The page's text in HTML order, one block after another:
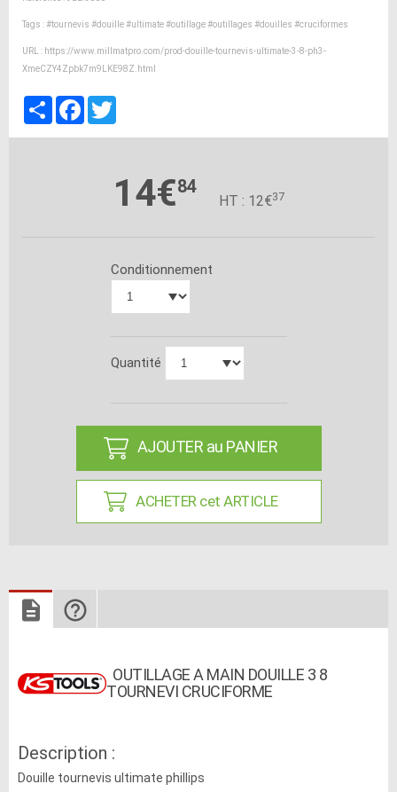
Tags :#tournevis #douille#ultimate#outillage#outillages #douilles #cruciformes
URL : https://www.millmatpro.com/prod-douille-tournevis-ultimate-3-8-ph3-
XmeCZY4Zpbk7m9LKE98Z.html
PartagerFacebook
14€84
HT : 12€37
Conditionnement
Quantité
AJOUTER au PANIER
ACHETER cet ARTICLE
OUTILLAGE A MAIN DOUILLE 3 8
TOURNEVI CRUCIFORME
Description :
Douille tournevis ultimate phillips